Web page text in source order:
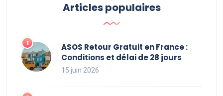
Articles populaires
ASOS Retour Gratuit en France :
Conditions et délai de 28 jours
15 juin 2026